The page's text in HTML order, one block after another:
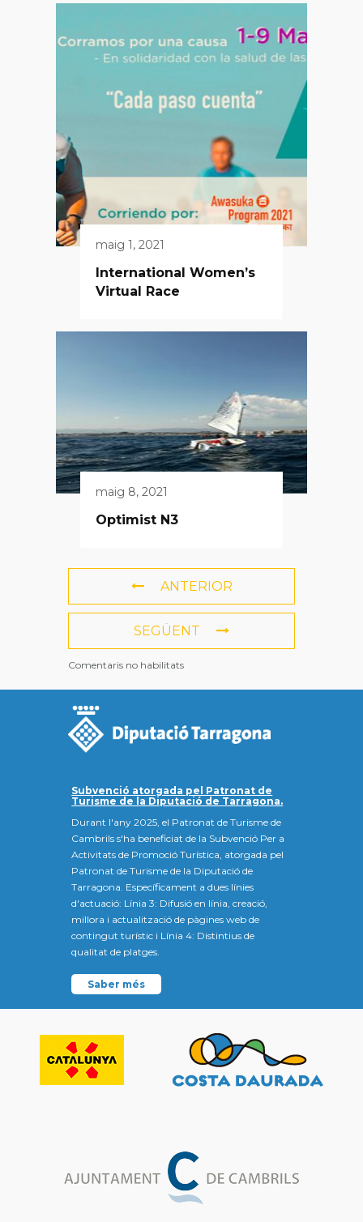
maig 1, 2021
International Women’s
Virtual Race
maig 8, 2021
Optimist N3
ANTERIOR
SEGÜENT
Comentaris no habilitats
Subvenció atorgada pel Patronat de
Turisme de la Diputació de Tarragona.
Durant l'any 2025, el Patronat de Turisme de
Cambrils s'ha beneficiat de la Subvenció Per a
Activitats de Promoció Turística, atorgada pel
Patronat de Turisme de la Diputació de
Tarragona. Específicament a dues línies
d'actuació: Línia 3: Difusió en línia, creació,
millora i actualització de pàgines web de
contingut turístic i Línia 4: Distintius de
qualitat de platges.
Saber més